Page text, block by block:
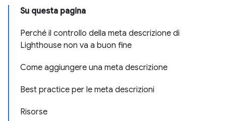
Su questa pagina
Perché il controllo della meta descrizione di
Lighthouse non va a buon fine
Come aggiungere una meta descrizione
Best practice per le meta descrizioni
Risorse